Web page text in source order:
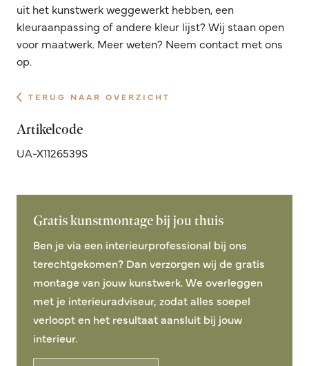
uit het kunstwerk weggewerkt hebben, een
kleuraanpassing of andere kleur lijst? Wij staan open
voor maatwerk. Meer weten? Neem contact met ons
op.
TERUG NAAR OVERZICHT
Artikelcode
UA-X1126539S
Gratis kunstmontage bij jou thuis
Ben je via een interieurprofessional bij ons
terechtgekomen? Dan verzorgen wij de gratis
montage van jouw kunstwerk. We overleggen
met je interieuradviseur, zodat alles soepel
verloopt en het resultaat aansluit bij jouw
interieur.